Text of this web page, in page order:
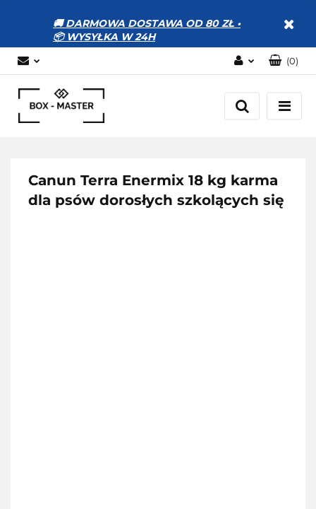
🚚 DARMOWA DOSTAWA OD 80 ZŁ •
📦 WYSYŁKA W 24H
Zaloguj się
Zarejestruj się
(0)
Canun Terra Enermix 18 kg karma
dla psów dorosłych szkolących się